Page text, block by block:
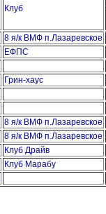
Клуб
8 я/к ВМФ п.Лазаревское
ЕФПС
Грин-хаус
8 я/к ВМФ п.Лазаревское
8 я/к ВМФ п.Лазаревское
Клуб Драйв
Клуб Марабу